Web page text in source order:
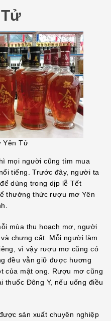
Yên Tử
mọi người cũng tìm mua
tiếng. Trước đây, người ta
dùng trong dịp lễ Tết
thưởng thức rượu mơ Yên
mùa thu hoạch mơ, người
chưng cất. Mỗi người làm
vì vậy rượu mơ cũng có
đều vẫn giữ được hương
của mật ong. Rượu mơ cũng
thuốc Đông Y, nếu uống điều
sản xuất chuyên nghiệp